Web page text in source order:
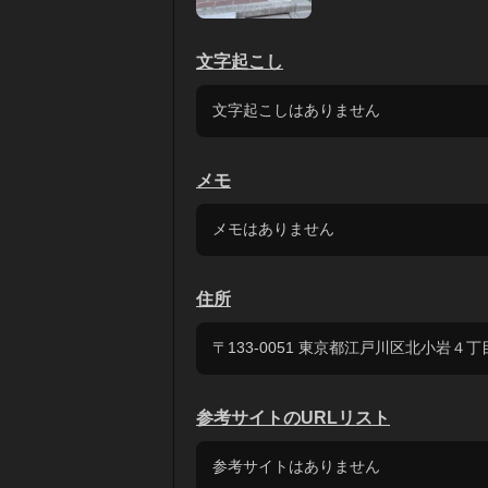
文字起こし
文字起こしはありません
メモ
メモはありません
住所
〒133-0051 東京都江戸川区北小岩４丁
参考サイトのURLリスト
参考サイトはありません